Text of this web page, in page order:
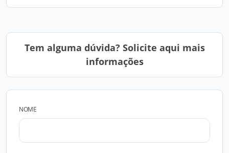
Tem alguma dúvida? Solicite aqui mais
informações
NOME